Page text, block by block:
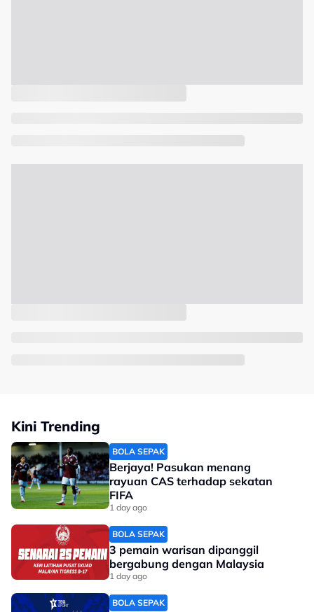
Kini Trending
BOLA SEPAK
Berjaya! Pasukan menang
rayuan CAS terhadap sekatan
FIFA
1 day ago
BOLA SEPAK
3 pemain warisan dipanggil
bergabung dengan Malaysia
1 day ago
BOLA SEPAK